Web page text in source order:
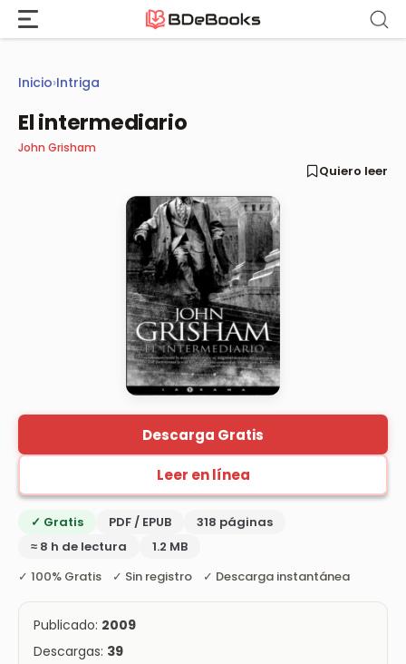
Saltar
contenido
Inicio›Intriga
El intermediario
John Grisham
Quiero leer
Descarga Gratis
Leer en línea
✓ Gratis PDF / EPUB
318 páginas
≈ 8 h de lectura
1.2 MB
✓ 100% Gratis ✓ Sin registro ✓ Descarga instantánea
Publicado: 2009
Descargas: 39